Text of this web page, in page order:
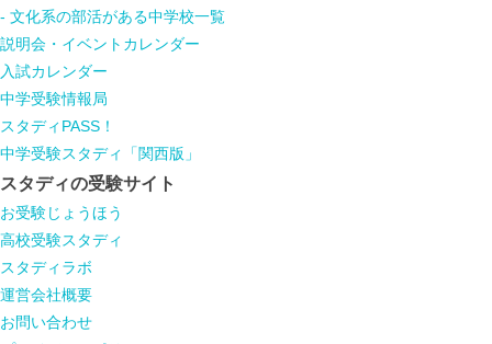
- 文化系の部活がある中学校一覧
説明会・イベントカレンダー
入試カレンダー
中学受験情報局
スタディPASS！
中学受験スタディ「関西版」
スタディの受験サイト
お受験じょうほう
高校受験スタディ
スタディラボ
運営会社概要
お問い合わせ